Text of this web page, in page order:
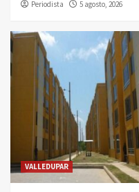
Periodista 5 agosto, 2026
VALLEDUPAR